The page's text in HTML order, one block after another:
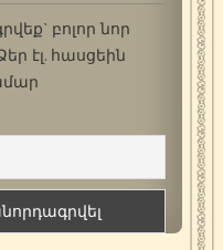
բոլոր նոր
էլ. հասցեին